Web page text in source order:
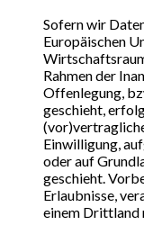
Sofern wir
Europäischen
Rahmen der
Offenlegung,
geschieht,
Einwilligung,
oder auf
geschieht.
Erlaubnisse,
einem Drittland